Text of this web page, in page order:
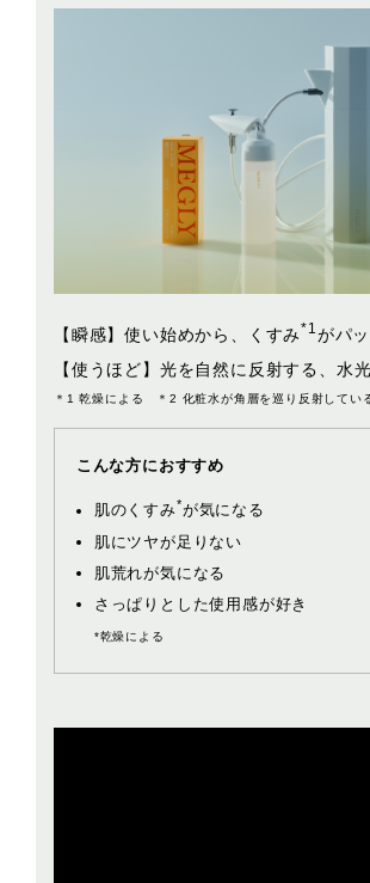
【瞬感】使い始めから、くすみ*1 がパ
【使うほど】光を自然に反射する、水
＊1 乾燥による ＊2 化粧水が角層を巡り反射してい
こんな方におすすめ
肌のくすみ*が気になる
肌にツヤが足りない
肌荒れが気になる
さっぱりとした使用感が好き
*乾燥による